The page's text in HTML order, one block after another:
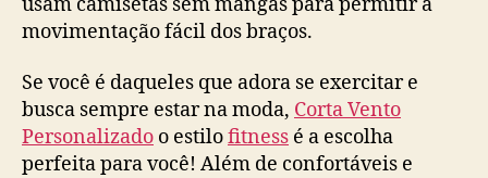
movimentação fácil dos braços.
Se você é daqueles que adora se exercitar e
busca sempre estar na moda, Corta Vento
Personalizado o estilofitness é a escolha
perfeita para você! Além de confortáveis e